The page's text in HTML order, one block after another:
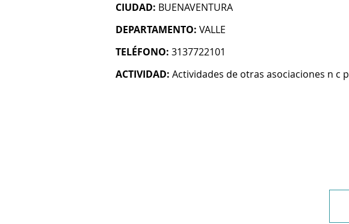
CIUDAD: BUENAVENTURA
DEPARTAMENTO: VALLE
TELÉFONO: 3137722101
ACTIVIDAD: Actividades de otras asociaciones n c p